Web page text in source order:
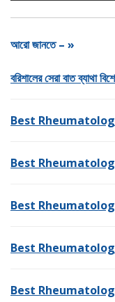
আরো জানতে – »
বরিশালের সেরা বাত ব্যাথা
Best
Best
Best
Best
Best